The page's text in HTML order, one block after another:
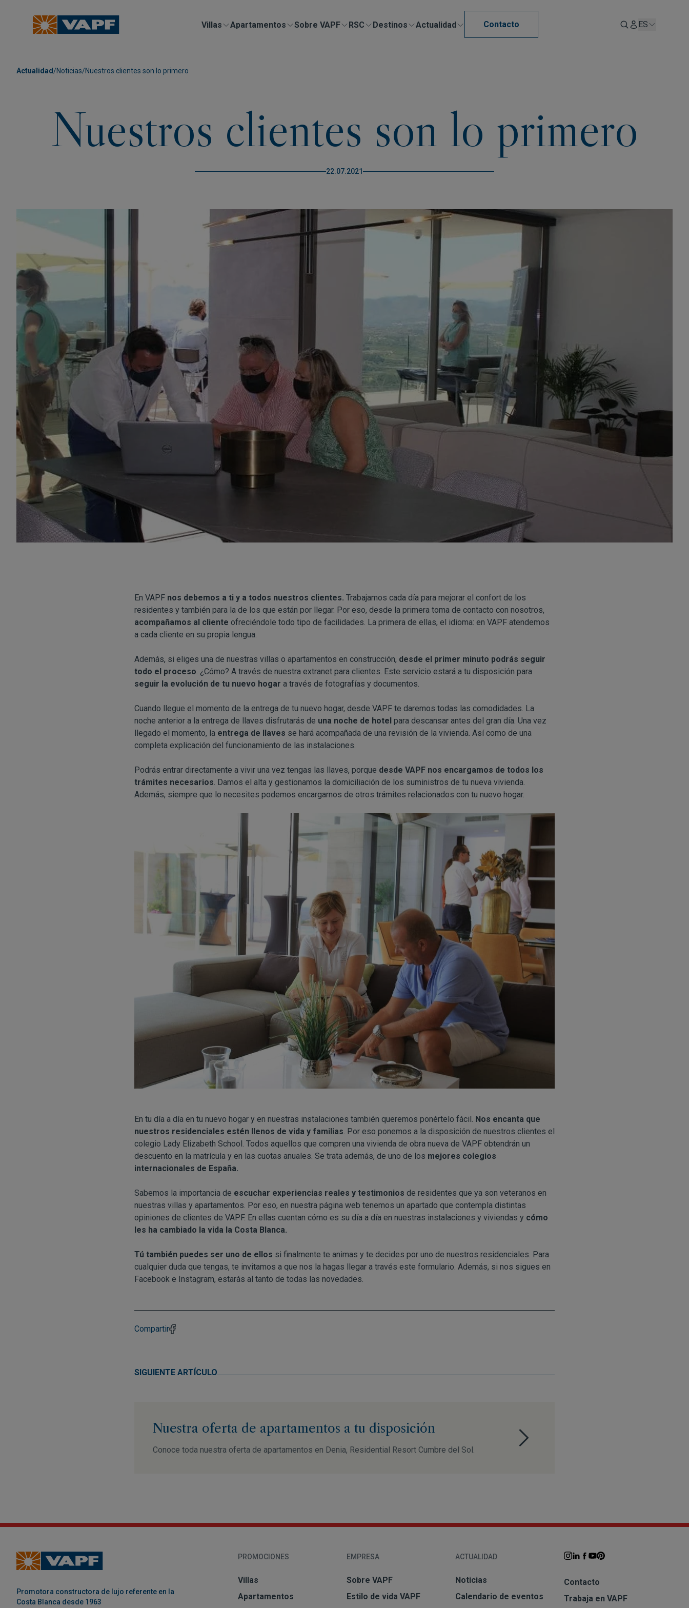
Villas Apartamentos Sobre VAPF RSC Destinos Actualidad Contacto ES
Actualidad /Noticias/Nuestros clientes son lo primero
Nuestros clientes son lo primero
22.07.2021
En VAPF nos debemos a ti y a todos nuestros clientes. Trabajamos cada día para mejorar el confort de los
residentes y también para la de los que están por llegar. Por eso, desde la primera toma de contacto con nosotros,
acompañamos al cliente ofreciéndole todo tipo de facilidades. La primera de ellas, el idioma: en VAPF atendemos
a cada cliente en su propia lengua.
Además, si eliges una de nuestras villas o apartamentos en construcción, desde el primer minuto podrás seguir
todo el proceso. ¿Cómo? A través de nuestra extranet para clientes. Este servicio estará a tu disposición para
seguir la evolución de tu nuevo hogar a través de fotografías y documentos.
Cuando llegue el momento de la entrega de tu nuevo hogar, desde VAPF te daremos todas las comodidades. La
noche anterior a la entrega de llaves disfrutarás de una noche de hotel para descansar antes del gran día. Una vez
llegado el momento, la entrega de llaves se hará acompañada de una revisión de la vivienda. Así como de una
completa explicación del funcionamiento de las instalaciones.
Podrás entrar directamente a vivir una vez tengas las llaves, porque desde VAPF nos encargamos de todos los
trámites necesarios. Damos el alta y gestionamos la domiciliación de los suministros de tu nueva vivienda.
Además, siempre que lo necesites podemos encargarnos de otros trámites relacionados con tu nuevo hogar.
En tu día a día en tu nuevo hogar y en nuestras instalaciones también queremos ponértelo fácil. Nos encanta que
nuestros residenciales estén llenos de vida y familias . Por eso ponemos a la disposición de nuestros clientes el
colegio Lady Elizabeth School. Todos aquellos que compren una vivienda de obra nueva de VAPF obtendrán un
descuento en la matrícula y en las cuotas anuales. Se trata además, de uno de los mejores colegios
internacionales de España.
Sabemos la importancia de escuchar experiencias reales y testimonios de residentes que ya son veteranos en
nuestras villas y apartamentos. Por eso, en nuestra página web tenemos un apartado que contempla distintas
opiniones de clientes de VAPF. En ellas cuentan cómo es su día a día en nuestras instalaciones y viviendas y cómo
les ha cambiado la vida la Costa Blanca.
Tú también puedes ser uno de ellos si finalmente te animas y te decides por uno de nuestros residenciales. Para
cualquier duda que tengas, te invitamos a que nos la hagas llegar a través este formulario . Además, si nos sigues en
Facebook e Instagram, estarás al tanto de todas las novedades.
Compartir
SIGUIENTE ARTÍCULO
Nuestra oferta de apartamentos a tu disposición
Conoce toda nuestra oferta de apartamentos en Denia, Residential Resort Cumbre del Sol.
Promotora constructora de lujo referente en la
Costa Blanca desde 1963
PROMOCIONES
Villas
Apartamentos
EMPRESA
Sobre VAPF
Estilo de vida VAPF
ACTUALIDAD
Noticias
Calendario de eventos
Contacto
Trabaja en VAPF